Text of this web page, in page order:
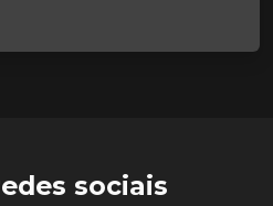
sociais